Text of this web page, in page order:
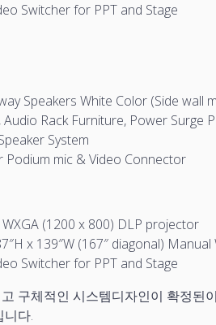
Switcher for PPT and Stage
Speakers White Color (Side wall
Audio Rack Furniture, Power Surge
System
Podium mic & Video Connector
(1200 x 800) DLP projector
x 139″W (167″ diagonal)
Switcher for PPT and Stage
구체적인 시스템디자인이 확정된
니다.